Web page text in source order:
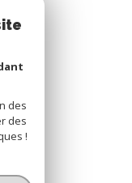
des
des
!